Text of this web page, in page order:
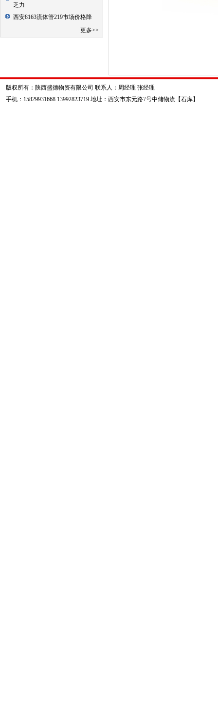
乏力
西安8163流体管219市场价格降
更多>>
版权所有：陕西盛德物资有限公司 联系人：周经理 张经理
手机：15829931668 13992823719 地址：西安市东元路7号中储物流【石库】